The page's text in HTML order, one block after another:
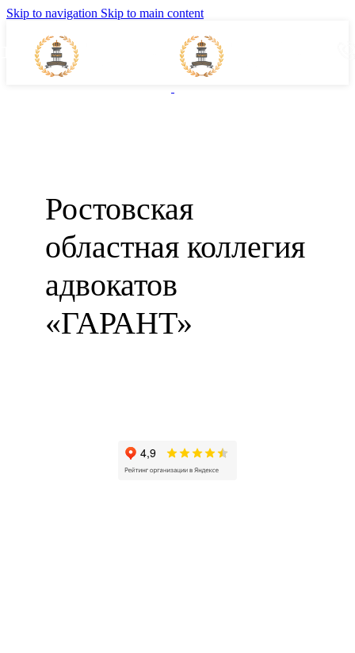
Skip to navigation Skip to main content
Ростовская
областная коллегия
адвокатов
«ГАРАНТ»